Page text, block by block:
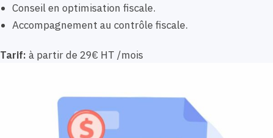
Conseil en optimisation fiscale.
Accompagnement au contrôle fiscale.
Tarif: à partir de 29€ HT /mois